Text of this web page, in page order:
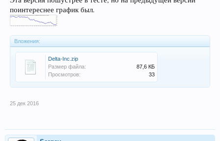
поинтереснее график был.
Вложения:
Delta-Inc.zip
Размер файла:
87,6 КБ
Просмотров:
33
25 дек 2016